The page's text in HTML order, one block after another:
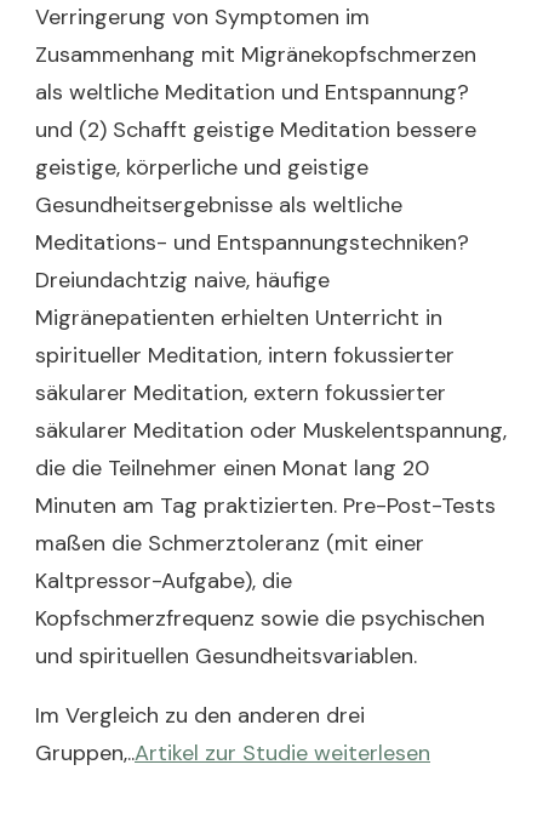
Verringerung von Symptomen im
Zusammenhang mit Migränekopfschmerzen
als weltliche Meditation und Entspannung?
und (2) Schafft geistige Meditation bessere
geistige, körperliche und geistige
Gesundheitsergebnisse als weltliche
Meditations- und Entspannungstechniken?
Dreiundachtzig naive, häufige
Migränepatienten erhielten Unterricht in
spiritueller Meditation, intern fokussierter
säkularer Meditation, extern fokussierter
säkularer Meditation oder Muskelentspannung,
die die Teilnehmer einen Monat lang 20
Minuten am Tag praktizierten. Pre-Post-Tests
maßen die Schmerztoleranz (mit einer
Kaltpressor-Aufgabe), die
Kopfschmerzfrequenz sowie die psychischen
und spirituellen Gesundheitsvariablen.
Im Vergleich zu den anderen drei
Gruppen,..Artikel zur Studie weiterlesen